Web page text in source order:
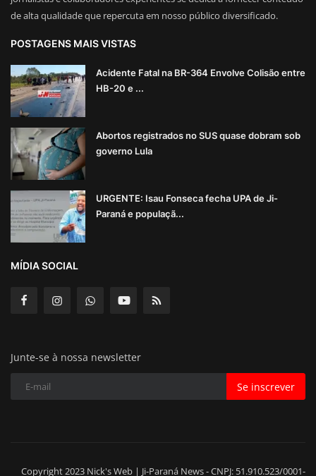
de alta qualidade que repercuta em nosso público diversificado.
POSTAGENS MAIS VISTAS
Acidente Fatal na BR-364 Envolve Colisão entre
HB-20 e ...
Abortos registrados no SUS quase dobram sob
governo Lula
URGENTE: Isau Fonseca fecha UPA de Ji-
Paraná e populaçã...
MÍDIA SOCIAL
Junte-se à nossa newsletter
Se inscrever
Copyright 2023 Nick's Web | Ji-Paraná News - CNPJ: 51.910.523/0001-